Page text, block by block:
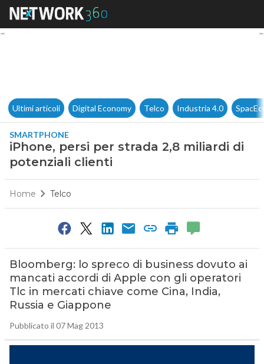
iPhone, persi per strada 2,8
Ultimi articoli Digital Economy Telco Industria 4.0
SMARTPHONE
iPhone, persi per strada 2,8 miliardi di
potenziali clienti
Home Telco
Bloomberg: lo spreco di business dovuto ai
mancati accordi di Apple con gli operatori
Tlc in mercati chiave come Cina, India,
Russia e Giappone
Pubblicato il 07 Mag 2013